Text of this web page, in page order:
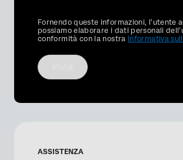
Privacy
Optin
Fornendo queste informazioni, l'utente
possiamo elaborare i dati personali
conformità con la nostra Informativa
ASSISTENZA